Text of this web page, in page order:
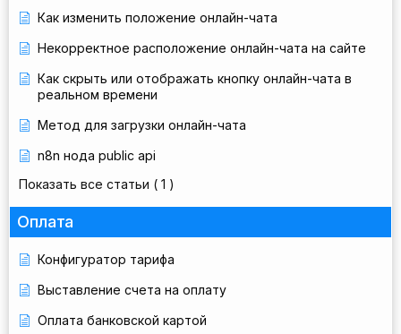
Как изменить положение онлайн-чата
Некорректное расположение онлайн-чата на сайте
Как скрыть или отображать кнопку онлайн-чата в
реальном времени
Метод для загрузки онлайн-чата
n8n нода public api
Показать все статьи ( 1 )
Оплата
Конфигуратор тарифа
Выставление счета на оплату
Оплата банковской картой